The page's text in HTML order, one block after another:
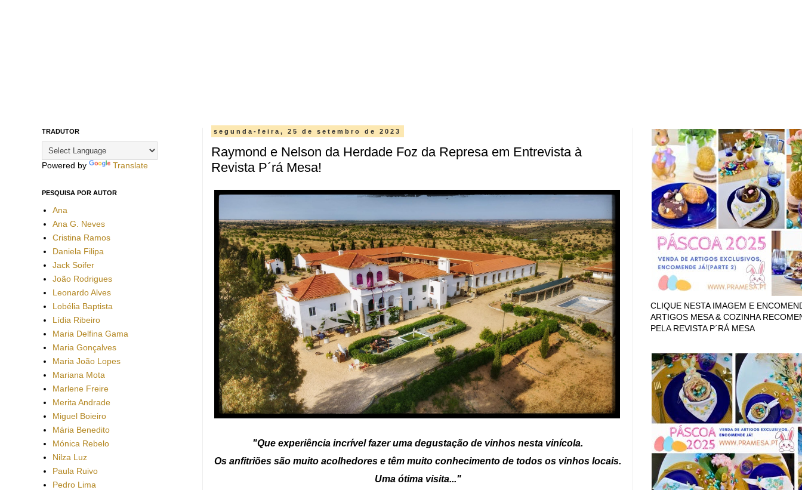
segunda-feira, 25 de setembro de 2023
Raymond e Nelson da Herdade Foz da Represa em Entrevista à
Revista P´rá Mesa!
"Que experiência incrível fazer uma degustação de vinhos nesta vinícola.
Os anfitriões são muito acolhedores e têm muito conhecimento de todos os vinhos locais.
Uma ótima visita..."
TRADUTOR
Powered by Translate
PESQUISA POR AUTOR
Ana
Ana G. Neves
Cristina Ramos
Daniela Filipa
Jack Soifer
João Rodrigues
Leonardo Alves
Lobélia Baptista
Lídia Ribeiro
Maria Delfina Gama
Maria Gonçalves
Maria João Lopes
Mariana Mota
Marlene Freire
Merita Andrade
Miguel Boieiro
Mária Benedito
Mónica Rebelo
Nilza Luz
Paula Ruivo
Pedro Lima
CLIQUE NESTA IMAGEM E
ARTIGOS MESA & COZINHA
PELA REVISTA P´RÁ MESA